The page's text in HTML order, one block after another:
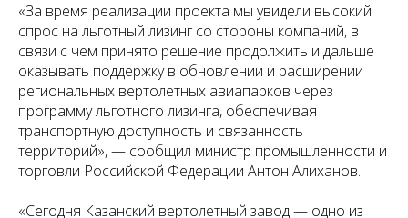
«За время реализации проекта мы увидели высокий
спрос на льготный лизинг со стороны компаний, в
связи с чем принято решение продолжить и дальше
оказывать поддержку в обновлении и расширении
региональных вертолетных авиапарков через
программу льготного лизинга, обеспечивая
транспортную доступность и связанность
территорий», — сообщил министр промышленности и
торговли Российской Федерации Антон Алиханов.
«Сегодня Казанский вертолетный завод — одно из